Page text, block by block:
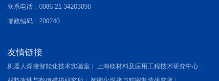
联系电话：0086-21-34203098
邮政编码：200240
友情链接
机器人焊接智能化技术实验室
上海镁材料及应用工程技术研究中心